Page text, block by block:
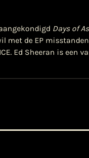
Days of
met de EP
Ed Sheeran is een